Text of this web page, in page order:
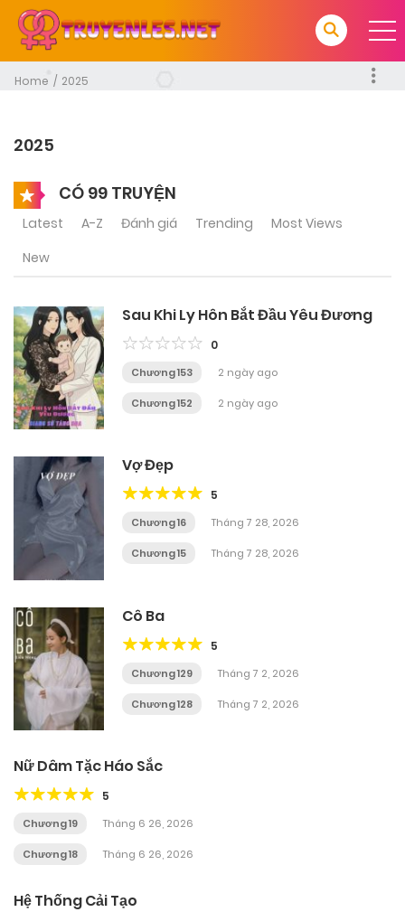
Home 2025
2025
CÓ 99 TRUYỆN
Latest A-Z Đánh giá Trending
Most Views
New
Sau Khi Ly Hôn Bắt Đầu Yêu Đương
0
Chương 153 2 ngày ago
Chương 152 2 ngày ago
Vợ Đẹp
5
Chương 16 Tháng 7 28, 2026
Chương 15 Tháng 7 28, 2026
Cô Ba
5
Chương 129 Tháng 7 2, 2026
Chương 128 Tháng 7 2, 2026
Nữ Dâm Tặc Háo Sắc
5
Chương 19 Tháng 6 26, 2026
Chương 18 Tháng 6 26, 2026
Hệ Thống Cải Tạo